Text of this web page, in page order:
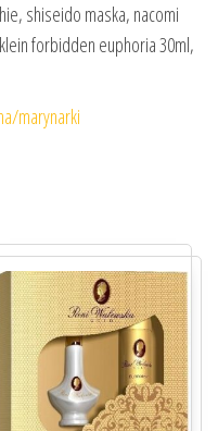
shiseido maska, nacomi
forbidden euphoria 30ml,
marynarki